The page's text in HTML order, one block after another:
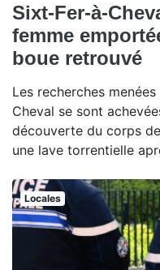
Sixt-Fer-à-
femme
boue retrouvé
Les recherches
Cheval se sont
découverte du corps
une lave torrentielle
Locales